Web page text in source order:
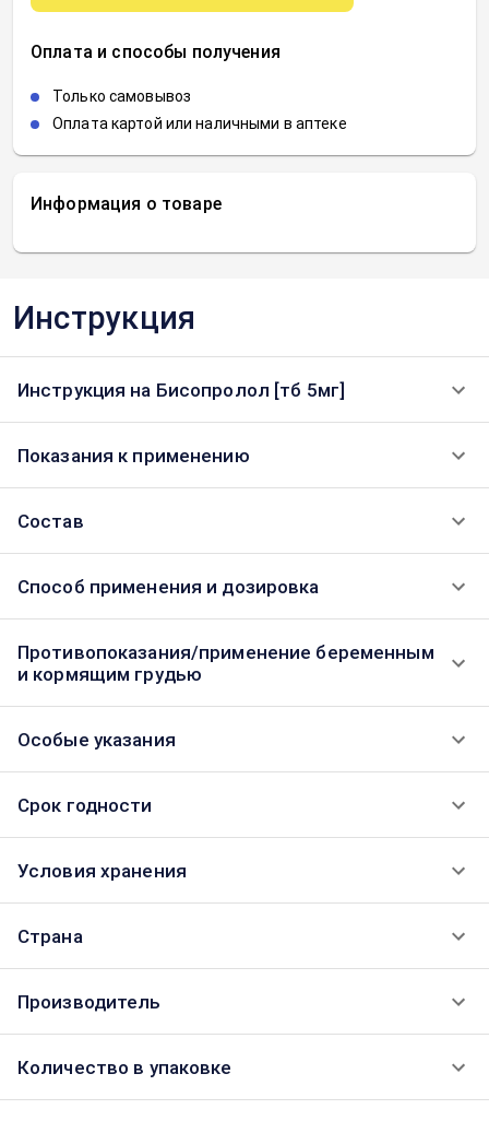
Информация о товаре
Оплата и способы получения
Только самовывоз
Оплата картой или наличными в аптеке
Инструкция
Инструкция на Бисопролол [тб 5мг]
Показания к применению
Состав
Способ применения и дозировка
Противопоказания/применение беременным
и кормящим грудью
Особые указания
Срок годности
Условия хранения
Страна
Производитель
Количество в упаковке